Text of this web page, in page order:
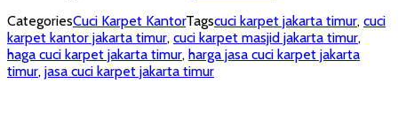
CategoriesCuci Karpet KantorTagscuci karpet jakarta timur, cuci
karpet kantor jakarta timur, cuci karpet masjid jakarta timur,
haga cuci karpet jakarta timur, harga jasa cuci karpet jakarta
timur, jasa cuci karpet jakarta timur